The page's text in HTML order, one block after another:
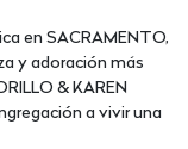
en SACRAMENTO,
y adoración más
& KAREN
a vivir una